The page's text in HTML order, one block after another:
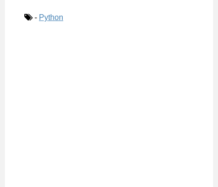
- Python